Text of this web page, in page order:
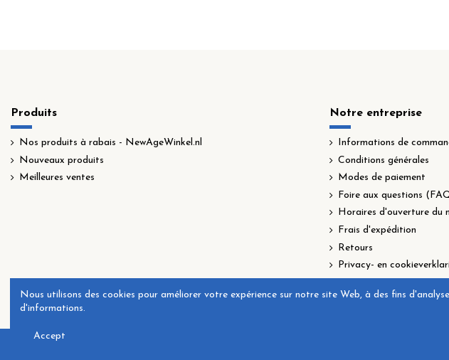
Produits
Nos produits à rabais - NewAgeWinkel.nl
Nouveaux produits
Meilleures ventes
Notre entreprise
Informations de
Conditions générales
Modes de paiement
Foire aux questions
Horaires d'ouverture du
Frais d'expédition
Retours
Privacy- en
Nous utilisons des cookies pour améliorer votre expérience sur notre site Web, à des fins
d'informations.
Accept